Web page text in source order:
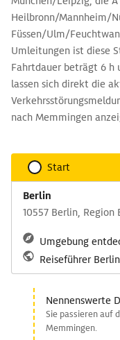
Heilbronn/Mannheim/
Füssen/Ulm/
Umleitungen ist diese
Fahrtdauer beträgt 6 h
lassen sich direkt die
nach Memmingen
Start
Berlin
10557 Berlin, Region
Umgebung
Reiseführer Berlin
Nennenswerte
Sie passieren auf
Memmingen.